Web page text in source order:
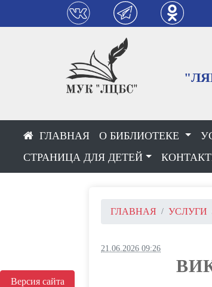
Версия сайта
О БИБЛИОТЕКЕ
СТРАНИЦА ДЛЯ ДЕТЕЙ
ГЛАВНАЯ УСЛУГИ
21.06.2026 09:26